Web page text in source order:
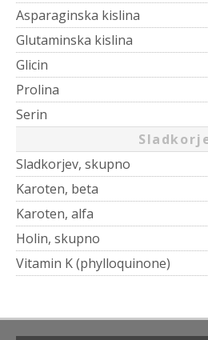
Asparaginska kislina
Glutaminska kislina
Glicin
Prolina
Serin
Sladkorjev, skupno
Karoten, beta
Karoten, alfa
Holin, skupno
Vitamin K (phylloquinone)